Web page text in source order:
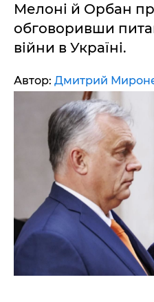
Мелоні й Орбан
обговоривши
війни в Україні.
Автор: Дмитрий